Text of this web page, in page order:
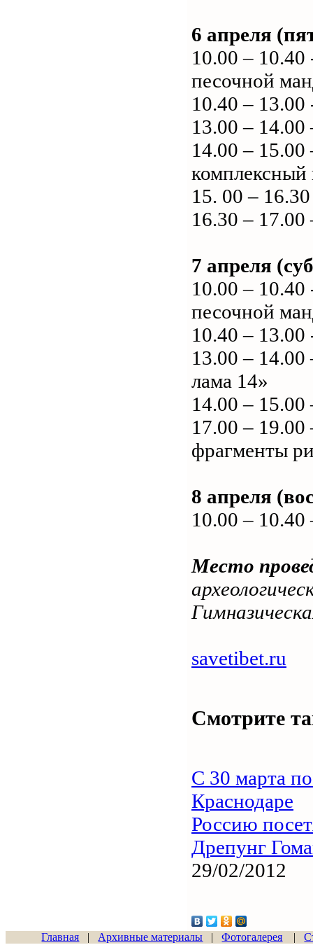
6 апреля
10.00 –
песочной
10.40 –
13.00 – 14.00
14.00 – 15.00
комплексный
15. 00 –
16.30 – 17.00
7 апреля
10.00 –
песочной
10.40 –
13.00 – 14.00
лама 14»
14.00 – 15.00
17.00 – 19.00
фрагменты
8 апреля
10.00 –
Место
savetibet.ru
Смотрите
С 30 марта
Краснодаре
Россию
Дрепунг
29/02/2012
Главная | Архивные материалы |Фотогалерея |